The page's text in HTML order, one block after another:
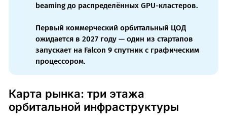
beaming до распределённых GPU-кластеров.
Первый коммерческий орбитальный ЦОД
ожидается в 2027 году — один из стартапов
запускает на Falcon 9 спутник с графическим
процессором.
Карта рынка: три этажа
орбитальной инфраструктуры